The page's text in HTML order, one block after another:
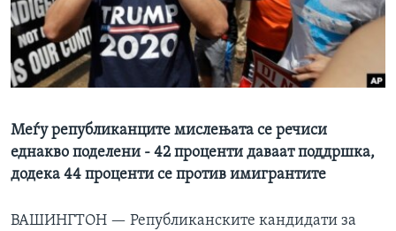
ИНТЕРВЈУА
Јазици
Меѓу републиканците мислењата се речиси
еднакво поделени - 42 проценти даваат поддршка,
додека 44 проценти се против имигрантите
ВАШИНГТОН — Републиканските кандидати за